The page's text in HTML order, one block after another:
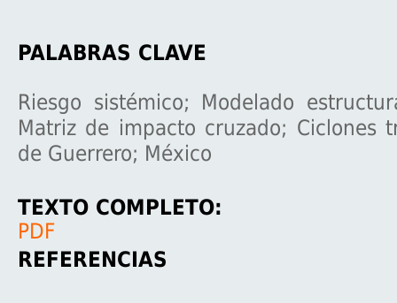
PALABRAS CLAVE
Riesgo sistémico; Modelado
Matriz de impacto cruzado; Ciclones
de Guerrero; México
TEXTO COMPLETO:
PDF
REFERENCIAS